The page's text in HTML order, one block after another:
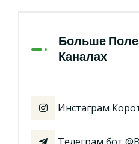
Больше
Каналах
Инстаграм